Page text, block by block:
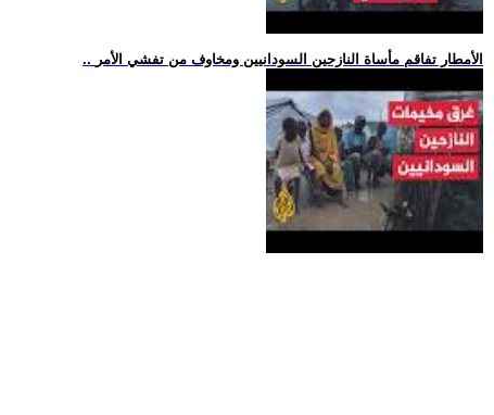
.. الأمطار تفاقم مأساة النازحين السودانيين ومخاوف من تفشي الأمر